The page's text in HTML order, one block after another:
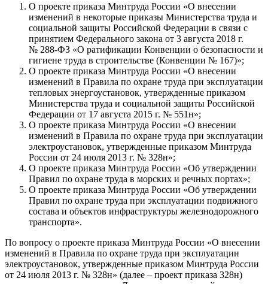
О проекте приказа Минтруда России «О внесении
изменений в некоторые приказы Министерства труда и
социальной защиты Российской Федерации в связи с
принятием Федерального закона от 3 августа 2018 г.
№ 288-ФЗ «О ратификации Конвенции о безопасности и
гигиене труда в строительстве (Конвенции № 167)»;
О проекте приказа Минтруда России «О внесении
изменений в Правила по охране труда при эксплуатации
тепловых энергоустановок, утвержденные приказом
Министерства труда и социальной защиты Российской
Федерации от 17 августа 2015 г. № 551н»;
О проекте приказа Минтруда России «О внесении
изменений в Правила по охране труда при эксплуатации
электроустановок, утвержденные приказом Минтруда
России от 24 июля 2013 г. № 328н»;
О проекте приказа Минтруда России «Об утверждении
Правил по охране труда в морских и речных портах»;
О проекте приказа Минтруда России «Об утверждении
Правил по охране труда при эксплуатации подвижного
состава и объектов инфраструктуры железнодорожного
транспорта».
По вопросу о проекте приказа Минтруда России «О внесении
изменений в Правила по охране труда при эксплуатации
электроустановок, утвержденные приказом Минтруда России
от 24 июля 2013 г. № 328н» (далее – проект приказа 328н)